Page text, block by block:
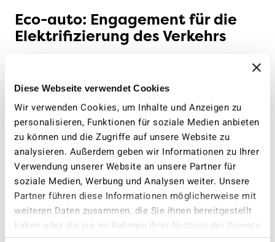
Diese Webseite verwendet Cookies
Wir verwenden Cookies, um Inhalte und Anzeigen zu
personalisieren, Funktionen für soziale Medien anbieten
zu können und die Zugriffe auf unsere Website zu
analysieren. Außerdem geben wir Informationen zu Ihrer
Verwendung unserer Website an unsere Partner für
soziale Medien, Werbung und Analysen weiter. Unsere
Partner führen diese Informationen möglicherweise mit
weiteren Daten zusammen, die Sie ihnen bereitgestellt
haben oder die sie im Rahmen Ihrer Nutzung der Dienste
Eco-auto: Engagement für die
Elektrifizierung des Verkehrs
Schlüsselelement zur Reduktion der CO2-Emissionen.
Doch das allein reicht nicht aus: Die Elektrifizierung
muss mit dem Einsatz kleinerer, effizienterer Fahrzeuge
mit kleinen Batterien einhergehen. 2025 hat sich das
Angebot an Elektroautos erheblich erweitert. Für die
Plattform eco-auto haben wir mehr als 300 Elektroautos
bewertet und die besten Modelle ermittelt. Das eco-
auto-Team erteilt auch vielfältige Ratschläge für
interessierte Personen und beantwortet Fragen von
Mitgliedern.